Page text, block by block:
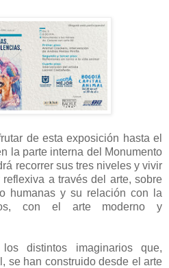
de esta exposición hasta el
la parte interna del Monumento
recorrer sus tres niveles y vivir
a través del arte, sobre
humanas y su relación con la
con el arte moderno y
distintos imaginarios que,
se han construido desde el arte